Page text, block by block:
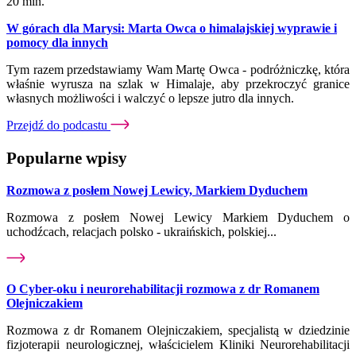
W górach dla Marysi: Marta Owca o himalajskiej wyprawie i
pomocy dla innych
Tym razem przedstawiamy Wam Martę Owca - podróżniczkę, która
właśnie wyrusza na szlak w Himalaje, aby przekroczyć granice
własnych możliwości i walczyć o lepsze jutro dla innych.
Przejdź do podcastu
Popularne wpisy
Rozmowa z posłem Nowej Lewicy, Markiem Dyduchem
Rozmowa z posłem Nowej Lewicy Markiem Dyduchem o
uchodźcach, relacjach polsko - ukraińskich, polskiej...
O Cyber-oku i neurorehabilitacji rozmowa z dr Romanem
Olejniczakiem
Rozmowa z dr Romanem Olejniczakiem, specjalistą w dziedzinie
fizjoterapii neurologicznej, właścicielem Kliniki Neurorehabilitacji